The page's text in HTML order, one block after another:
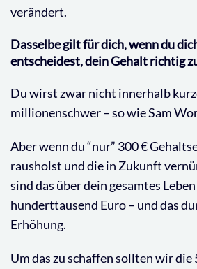
verändert.
Dasselbe gilt für dich, wenn du
entscheidest, dein Gehalt richtig
Du wirst zwar nicht innerhalb
millionenschwer – so wie Sam
Aber wenn du “nur” 300 €
rausholst und die in Zukunft
sind das über dein gesamtes
hunderttausend Euro – und das
Erhöhung.
Um das zu schaffen sollten wir